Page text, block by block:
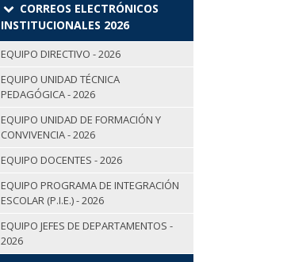
CORREOS ELECTRÓNICOS
INSTITUCIONALES 2026
EQUIPO DIRECTIVO - 2026
EQUIPO UNIDAD TÉCNICA
PEDAGÓGICA - 2026
EQUIPO UNIDAD DE FORMACIÓN Y
CONVIVENCIA - 2026
EQUIPO DOCENTES - 2026
EQUIPO PROGRAMA DE INTEGRACIÓN
ESCOLAR (P.I.E.) - 2026
EQUIPO JEFES DE DEPARTAMENTOS -
2026